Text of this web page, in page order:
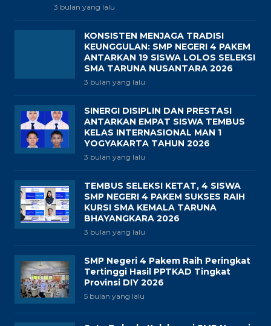
3 bulan yang lalu
KONSISTEN MENJAGA TRADISI
KEUNGGULAN: SMP NEGERI 4 PAKEM
ANTARKAN 19 SISWA LOLOS SELEKSI
SMA TARUNA NUSANTARA 2026
3 bulan yang lalu
SINERGI DISIPLIN DAN PRESTASI
ANTARKAN EMPAT SISWA TEMBUS
KELAS INTERNASIONAL MAN 1
YOGYAKARTA TAHUN 2026
3 bulan yang lalu
TEMBUS SELEKSI KETAT, 4 SISWA
SMP NEGERI 4 PAKEM SUKSES RAIH
KURSI SMA KEMALA TARUNA
BHAYANGKARA 2026
3 bulan yang lalu
SMP Negeri 4 Pakem Raih Peringkat
Tertinggi Hasil PPTKAD Tingkat
Provinsi DIY 2026
5 bulan yang lalu